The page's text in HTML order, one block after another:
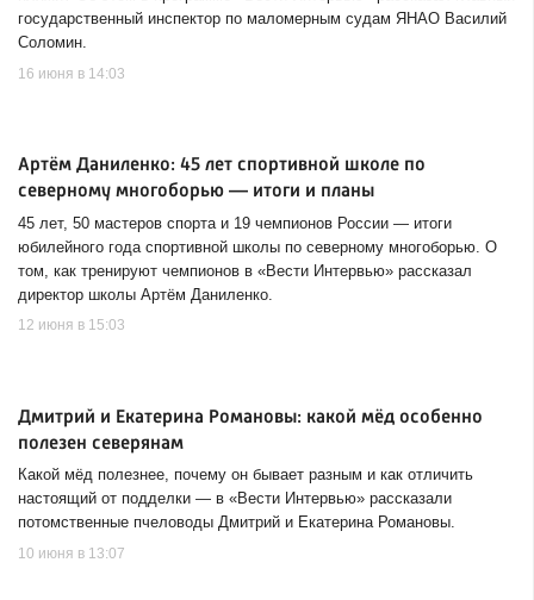
государственный инспектор по маломерным судам ЯНАО Василий
Соломин.
16 июня в 14:03
Артём Даниленко: 45 лет спортивной школе по
северному многоборью — итоги и планы
45 лет, 50 мастеров спорта и 19 чемпионов России — итоги
юбилейного года спортивной школы по северному многоборью. О
том, как тренируют чемпионов в «Вести Интервью» рассказал
директор школы Артём Даниленко.
12 июня в 15:03
Дмитрий и Екатерина Романовы: какой мёд особенно
полезен северянам
Какой мёд полезнее, почему он бывает разным и как отличить
настоящий от подделки — в «Вести Интервью» рассказали
потомственные пчеловоды Дмитрий и Екатерина Романовы.
10 июня в 13:07